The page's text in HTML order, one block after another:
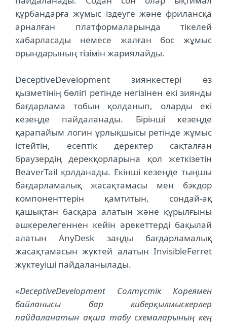
құрбандарға жұмыс іздеуге және фрилансқа
арналған платформаларында тікелей
хабарласады немесе жалған бос жұмыс
орындарының тізімін жариялайды.
DeceptiveDevelopment зиянкестері өз
қызметінің бөлігі ретінде негізінен екі зиянды
бағдарлама тобын қолданып, оларды екі
кезеңде пайдаланады. Бірінші кезеңде
қарапайым логин ұрлықшысы ретінде жұмыс
істейтін, есептік деректер сақталған
браузердің дерекқорларына қол жеткізетін
BeaverTail қолданады. Екінші кезеңде тыңшы
бағдарламалық жасақтамасы мен бэкдор
компоненттерін қамтитын, сондай-ақ
қашықтан басқара алатын және құрылғыны
әшкерелегеннен кейін әрекеттерді бақылай
алатын AnyDesk заңды бағдарламалық
жасақтамасын жүктей алатын InvisibleFerret
жүктеуіші пайдаланылады.
«DeceptiveDevelopment Солтүстік Кореямен
байланысы бар киберқылмыскерлер
пайдаланатын ақша табу схемаларының кең